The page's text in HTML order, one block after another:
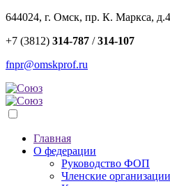
644024, г. Омск, пр. К. Маркса, д.4
+7 (3812) 314-787 /314-107
fnpr@omskprof.ru
Главная
О федерации
Руководство ФОП
Членские организации